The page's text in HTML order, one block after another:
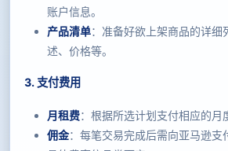
账户信息。
产品清单：准备好欲上架商品的详细
述、价格等。
3. 支付费用
月租费：根据所选计划支付相应的月
佣金：每笔交易完成后需向亚马逊支